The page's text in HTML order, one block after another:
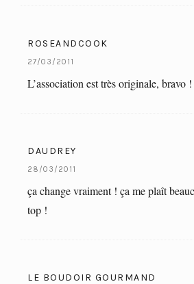
ROSEANDCOOK
27/03/2011
L’association est très originale, bravo !
DAUDREY
28/03/2011
ça change vraiment ! ça me plaît
top !
LE BOUDOIR GOURMAND